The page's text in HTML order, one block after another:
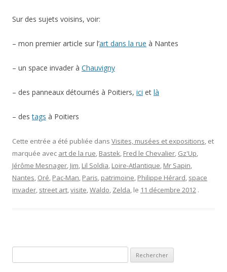
Sur des sujets voisins, voir:
– mon premier article sur l’art dans la rue à Nantes
– un space invader à Chauvigny
– des panneaux détournés à Poitiers, ici et là
– destags à Poitiers
Cette entrée a été publiée dans Visites, musées et expositions, et
marquée avec art de la rue, Bastek, Fred le Chevalier, Gz'Up,
Jérôme Mesnager, Jim, Lil Soldia, Loire-Atlantique, Mr Sapin,
Nantes, Oré, Pac-Man, Paris, patrimoine, Philippe Hérard, space
invader, street art,visite,Waldo, Zelda, le 11 décembre 2012 .